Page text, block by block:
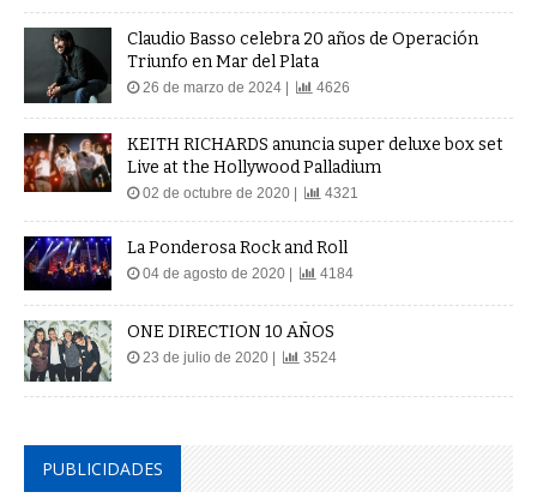
Claudio Basso celebra 20 años de Operación
Triunfo en Mar del Plata
26 de marzo de 2024 | 4626
KEITH RICHARDS anuncia super deluxe box set
Live at the Hollywood Palladium
02 de octubre de 2020 | 4321
La Ponderosa Rock and Roll
04 de agosto de 2020 | 4184
ONE DIRECTION 10 AÑOS
23 de julio de 2020 | 3524
PUBLICIDADES